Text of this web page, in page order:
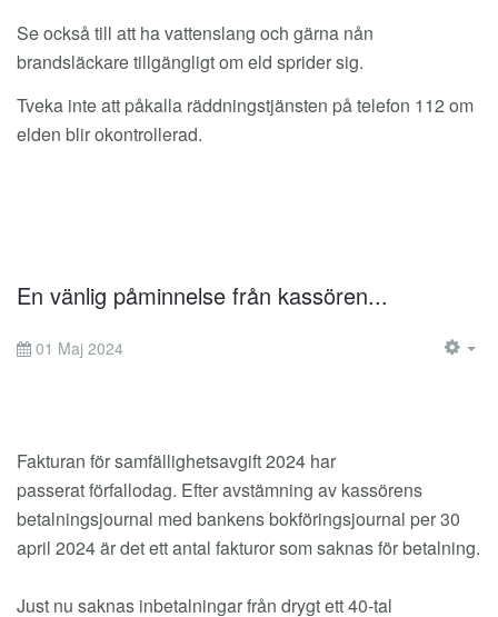
Se också till att ha vattenslang och gärna nån
brandsläckare tillgängligt om eld sprider sig.
Tveka inte att påkalla räddningstjänsten på telefon 112 om
elden blir okontrollerad.
En vänlig påminnelse från kassören...
01 Maj 2024
Fakturan för samfällighetsavgift 2024 har
passerat förfallodag. Efter avstämning av kassörens
betalningsjournal med bankens bokföringsjournal per 30
april 2024 är det ett antal fakturor som saknas för betalning.
Just nu saknas inbetalningar från drygt ett 40-tal